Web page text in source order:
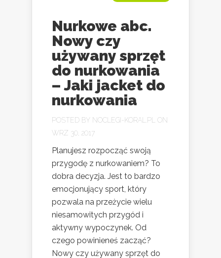
Nurkowe abc.
Nowy czy
używany sprzęt
do nurkowania
– Jaki jacket do
nurkowania
POSTED BY NOCLEGI-KORAL.PL
ON
WRZ 30, 2017
Planujesz rozpocząć swoją
przygodę z nurkowaniem? To
dobra decyzja. Jest to bardzo
emocjonujący sport, który
pozwala na przeżycie wielu
niesamowitych przygód i
aktywny wypoczynek. Od
czego powinieneś zacząć?
Nowy czy używany sprzęt do